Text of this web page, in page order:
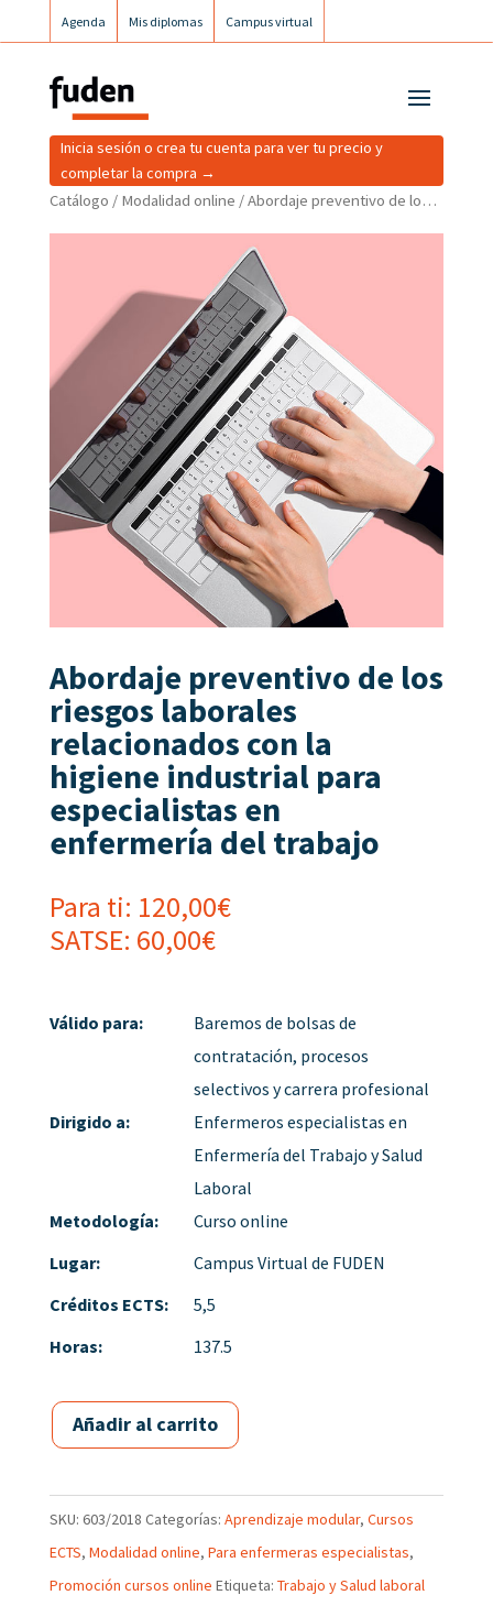
Agenda Mis diplomas Campus virtual
Catálogo / Modalidad online / Abordaje preventivo de los riesgos laborales relacionados con la higiene industrial para especialistas en enfermería del trabajo
Inicia sesión o crea tu cuenta para ver tu precio y
completar la compra →
Abordaje preventivo de los
riesgos laborales
relacionados con la
higiene industrial para
especialistas en
enfermería del trabajo
Para ti: 120,00€
SATSE: 60,00€
Válido para:
Baremos de bolsas de
contratación, procesos
selectivos y carrera profesional
Dirigido a:
Enfermeros especialistas en
Enfermería del Trabajo y Salud
Laboral
Metodología:
Curso online
Lugar:
Campus Virtual de FUDEN
Créditos ECTS:
5,5
Horas:
137.5
Añadir al carrito
SKU: 603/2018 Categorías: Aprendizaje modular, Cursos
ECTS, Modalidad online, Para enfermeras especialistas,
Promoción cursos online Etiqueta: Trabajo y Salud laboral